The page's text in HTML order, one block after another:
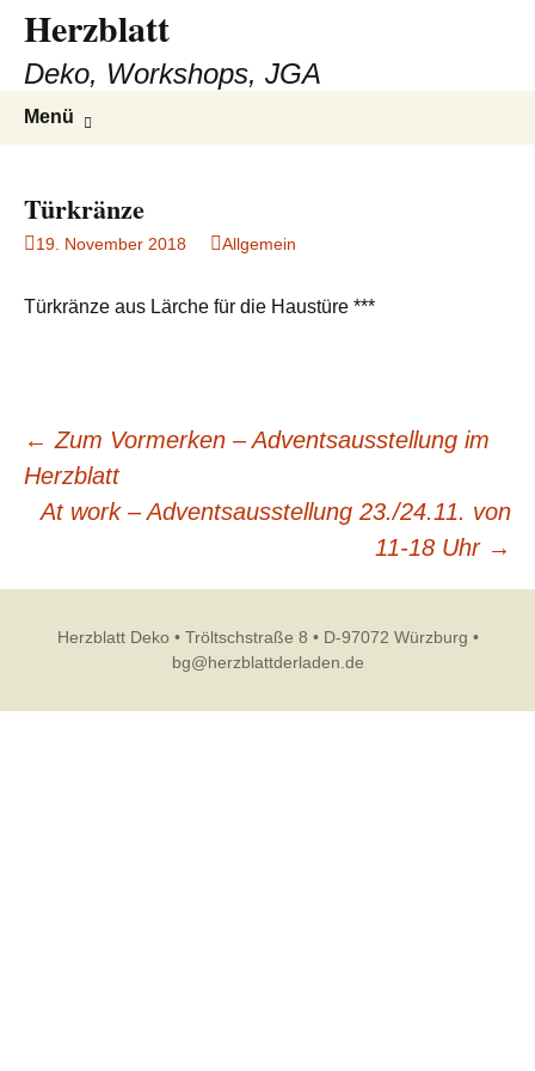
Herzblatt
Deko, Workshops, JGA
Menü
Türkränze
19. November 2018 Allgemein
Türkränze aus Lärche für die Haustüre ***
Beitragsnavigation
← Zum Vormerken – Adventsausstellung im
Herzblatt
At work – Adventsausstellung 23./24.11. von
11-18 Uhr →
Herzblatt Deko • Tröltschstraße 8 • D-97072 Würzburg •
bg@herzblattderladen.de